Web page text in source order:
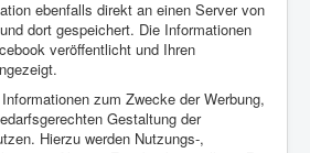
ebenfalls direkt an einen Server von
dort gespeichert. Die Informationen
veröffentlicht und Ihren
zum Zwecke der Werbung,
Gestaltung der
Hierzu werden Nutzungs-,